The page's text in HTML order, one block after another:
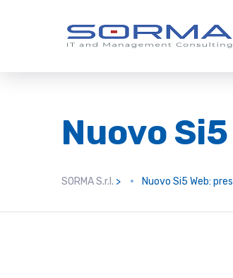
Nuovo
SORMA S.r.l. > Nuovo Si5 Web: